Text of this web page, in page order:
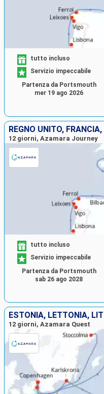
tutto incluso
Servizio impeccabile
Partenza da Portsmouth
mer 19 ago 2026
REGNO UNITO,
12 giorni, Azamara Journey
tutto incluso
Servizio impeccabile
Partenza da Portsmouth
sab 26 ago 2028
12 giorni, Azamara Quest